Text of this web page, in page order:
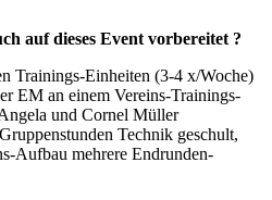
auf dieses Event vorbereitet ?
Trainings-Einheiten (3-4 x/Woche)
EM an einem Vereins-Trainings-
und Cornel Müller
Technik geschult,
Aufbau mehrere Endrunden-